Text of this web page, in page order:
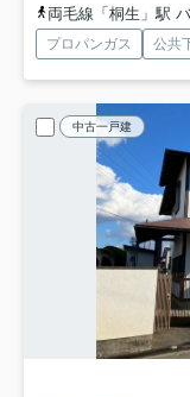
両毛線「桐生」駅 バス19
プロパンガス 公共
中古一戸建